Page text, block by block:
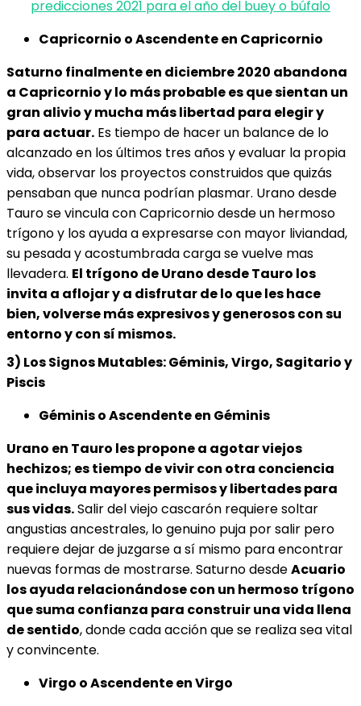
predicciones 2021 para el año del buey o búfalo
Capricornio o Ascendente en Capricornio
Saturno finalmente en diciembre 2020 abandona
a Capricornio y lo más probable es que sientan un
gran alivio y mucha más libertad para elegir y
para actuar. Es tiempo de hacer un balance de lo
alcanzado en los últimos tres años y evaluar la propia
vida, observar los proyectos construidos que quizás
pensaban que nunca podrían plasmar. Urano desde
Tauro se vincula con Capricornio desde un hermoso
trígono y los ayuda a expresarse con mayor liviandad,
su pesada y acostumbrada carga se vuelve mas
llevadera. El trígono de Urano desde Tauro los
invita a aflojar y a disfrutar de lo que les hace
bien, volverse más expresivos y generosos con su
entorno y con sí mismos.
3) Los Signos Mutables: Géminis, Virgo, Sagitario y
Piscis
Géminis o Ascendente en Géminis
Urano en Tauro les propone a agotar viejos
hechizos; es tiempo de vivir con otra conciencia
que incluya mayores permisos y libertades para
sus vidas.Salir del viejo cascarón requiere soltar
angustias ancestrales, lo genuino puja por salir pero
requiere dejar de juzgarse a sí mismo para encontrar
nuevas formas de mostrarse. Saturno desdeAcuario
los ayuda relacionándose con un hermoso trígono
que suma confianza para construir una vida llena
de sentido, donde cada acción que se realiza sea vital
y convincente.
Virgo o Ascendente en Virgo